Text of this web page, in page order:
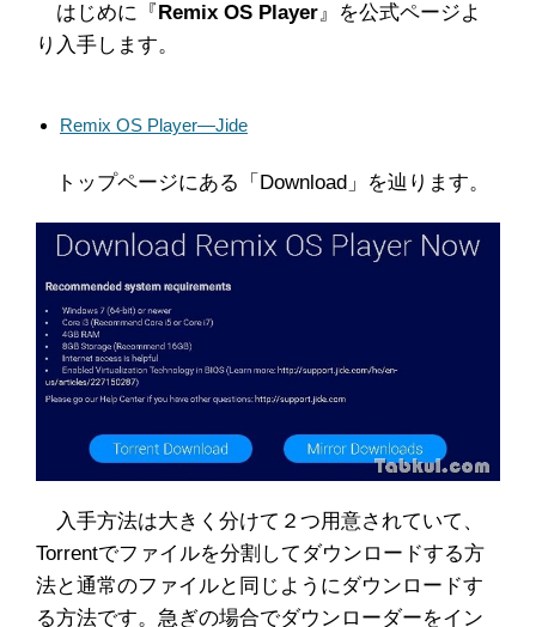
はじめに『Remix OS Player』を公式ページよ
り入手します。
Remix OS Player―Jide
トップページにある「Download」を辿ります。
入手方法は大きく分けて２つ用意されていて、
Torrentでファイルを分割してダウンロードする方
法と通常のファイルと同じようにダウンロードす
る方法です。急ぎの場合でダウンローダーをイン